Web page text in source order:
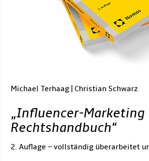
Michael Terhaag | Christian Schwarz
„Influencer-Marketing
Rechtshandbuch“
2. Auflage – vollständig überarbeitet